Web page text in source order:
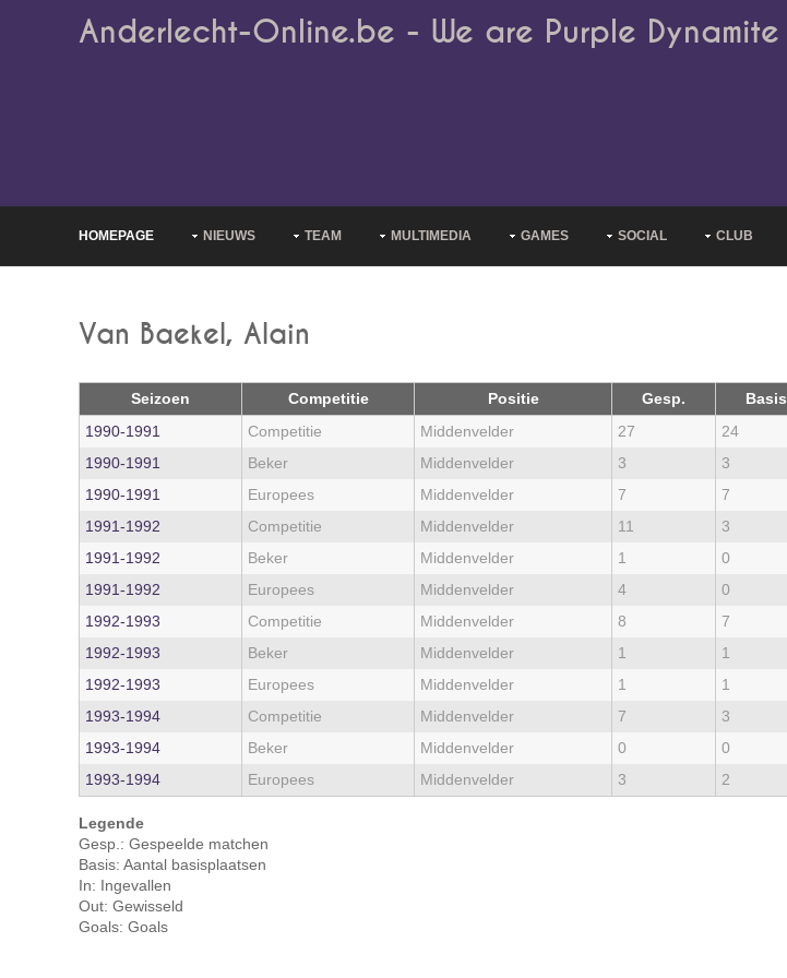
Anderlecht-Online.be - We are Purple Dynamite
HOMEPAGE NIEUWS TEAM MULTIMEDIA GAMES SOCIAL CLUB
Van Baekel, Alain
Seizoen Competitie Positie Gesp. Basis
1990‑1991
Competitie Middenvelder 27 24
1990‑1991
Beker Middenvelder 3 3
1990‑1991
Europees Middenvelder 7 7
1991‑1992
Competitie Middenvelder 11 3
1991‑1992
Beker Middenvelder 1 0
1991‑1992
Europees Middenvelder 4 0
1992‑1993
Competitie Middenvelder 8 7
1992‑1993
Beker Middenvelder 1 1
1992‑1993
Europees Middenvelder 1 1
1993‑1994
Competitie Middenvelder 7 3
1993‑1994
Beker Middenvelder 0 0
1993‑1994
Europees Middenvelder 3 2
Legende
Gesp.: Gespeelde matchen
Basis: Aantal basisplaatsen
In: Ingevallen
Out: Gewisseld
Goals: Goals